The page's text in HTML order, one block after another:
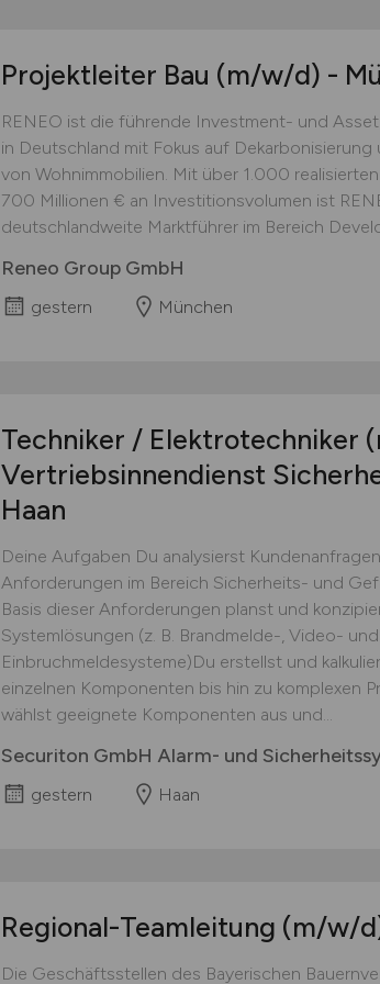
Projektleiter Bau (m/w/d) -
RENEO ist die führende Investment- und
in Deutschland mit Fokus auf
von Wohnimmobilien. Mit über 1.000
700 Millionen € an Investitionsvolumen ist
deutschlandweite Marktführer im Bereich
Reneo Group GmbH
gestern München
Techniker / Elektrotechniker
Vertriebsinnendienst
Haan
Deine Aufgaben Du analysierst
Anforderungen im Bereich Sicherheits- und
Basis dieser Anforderungen planst und
Systemlösungen (z. B. Brandmelde-, Video- und
Einbruchmeldesysteme)Du erstellst und
einzelnen Komponenten bis hin zu komplexen
wählst geeignete Komponenten aus und...
Securiton GmbH Alarm- und
gestern Haan
Regional-Teamleitung (m/w/
Die Geschäftsstellen des Bayerischen